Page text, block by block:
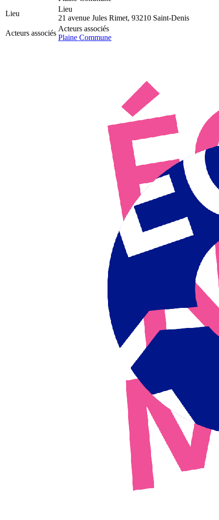
Lieu
Lieu
21 avenue Jules Rimet, 93210 Saint-Denis
Acteurs associés
Acteurs associés
Plaine Commune